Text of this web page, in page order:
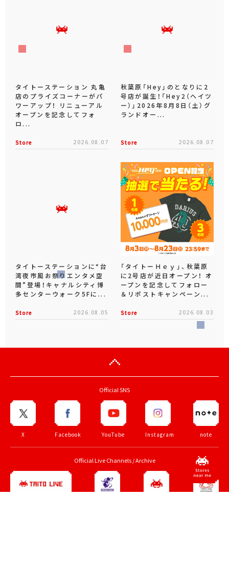
タイトーステーション 丸亀
店のプライズコーナーがパ
ワーアップ！ リニューアル
オープンを記念してフォ
ロ...
Store 2026.08.07
秋葉原「Hey」のとなりに2
号店が誕生！「Hey2（ヘイツ
ー）」2026年8月8日（土）グ
ランドオー...
Store 2026.08.07
タイトーステーションに“台
湾夜市風お祭りエンタメ空
間”登場！キャナルシティ博
多センターウォーク5Fに...
Store 2026.08.05
「タイトーＨｅｙ」、秋葉原
に2号店が近日オープン！ オ
ープンを記念してフォロー
＆リポストキャンペーン...
Store 2026.08.03
Official SNS
X Facebook YouTube Instagram note
Official Live Channels / Archive